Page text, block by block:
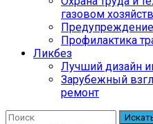
газовом
Профилактика
Ликбез
Лучший дизайн
Зарубежный
ремонт